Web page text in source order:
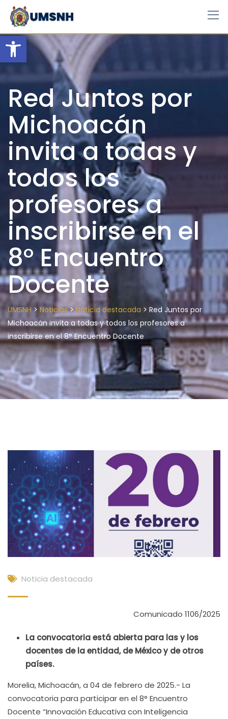
Open toolbar
Skip
content
Red Juntos por
Michoacán
invita a todas y
todos los
profesores a
inscribirse en el
8° Encuentro
Docente
UMSNH> Noticias>Noticia destacada > Red Juntos por
Michoacán invita a todas y todos los profesores a
inscribirse en el 8° Encuentro Docente
Noticia destacada
Comunicado 1106/2025
La convocatoria está abierta para las y los
docentes de la entidad, de México y de otros
países.
Morelia, Michoacán, a 04 de febrero de 2025.- La
convocatoria para participar en el 8° Encuentro
Docente “Innovación Educativa con Inteligencia